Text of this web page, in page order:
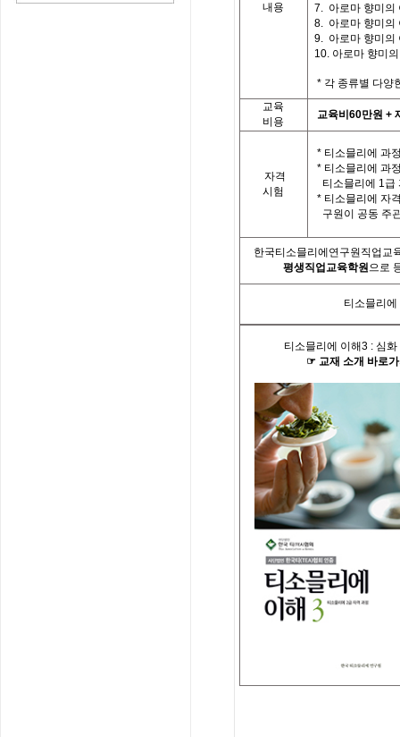
내용
7. 아로마 향미의
8. 아로마 향미의
9. 아로마 향미의
10. 아로마 향미
* 각 종류별 다양
교육
비용
교육비 60만원 +
자격
시험
* 티소믈리에 과
* 티소믈리에 과
티소믈리에 1급
* 티소믈리에 자
구원이 공동 주
한국티소믈리에연구원직업교
평생직업교육학원으로
티소믈리에
티소믈리에 이해3 : 심화
☞ 교재 소개 바로